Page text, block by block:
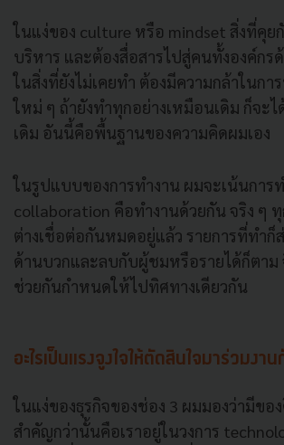
ในแง่ของ culture หรือ mindset สิ่งที่คุ
บริหาร และต้องสื่อสารไปสู่คนทั้งองค์กร
ในสิ่งที่ยังไม่เคยทำ ต้องมีความกล้าในกา
ใหม่ ๆ ถ้ายังทำทุกอย่างเหมือนเดิม ก็จะ
เดิม อันนี้คือพื้นฐานของความคิดผมเอง
ในรูปแบบของการทำงาน ผมจะเน้นการ
collaboration คือทำงานด้วยกัน จริง ๆ
ต่างเชื่อต่อกันหมดอยู่แล้ว รายการที่ทำก็
ด้านบวกและลบกับผู้ชมหรือรายได้ก็ตาม
ช่วยกันกำหนดให้ไปทิศทางเดียวกัน
อะไรเป็นแรงจูงใจให้ตัดสินใจมาร่วมงา
ในแง่ของธุรกิจของช่อง 3 ผมมองว่ามีขอ
สำคัญกว่านั้นคือเราอยู่ในวงการ